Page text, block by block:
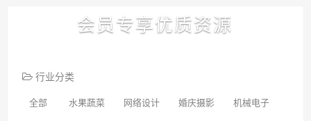
会员专享优质资源
行业分类
全部 水果蔬菜 网络设计 婚庆摄影 机械电子